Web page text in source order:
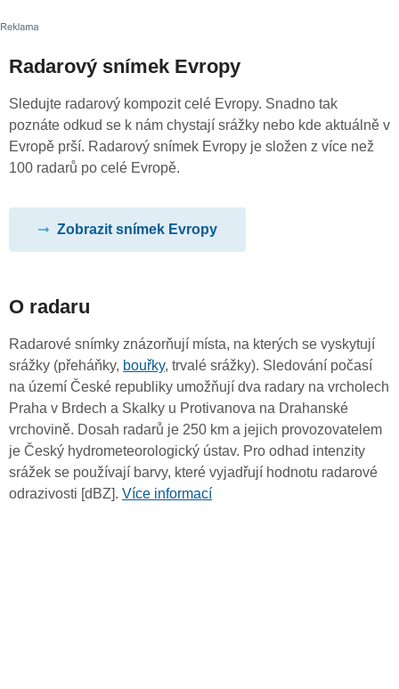
Radarový snímek Evropy
Sledujte radarový kompozit celé Evropy. Snadno tak
poznáte odkud se k nám chystají srážky nebo kde aktuálně v
Evropě prší. Radarový snímek Evropy je složen z více než
100 radarů po celé Evropě.
Zobrazit snímek Evropy
O radaru
Radarové snímky znázorňují místa, na kterých se vyskytují
srážky (přeháňky, bouřky, trvalé srážky). Sledování počasí
na území České republiky umožňují dva radary na vrcholech
Praha v Brdech a Skalky u Protivanova na Drahanské
vrchovině. Dosah radarů je 250 km a jejich provozovatelem
je Český hydrometeorologický ústav. Pro odhad intenzity
srážek se používají barvy, které vyjadřují hodnotu radarové
odrazivosti [dBZ]. Více informací